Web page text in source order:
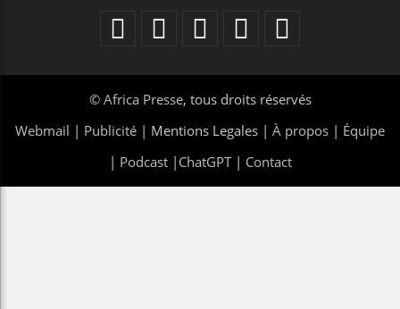
© Africa Presse, tous droits réservés
Webmail | Publicité | Mentions Legales | À propos | Équipe
| Podcast| ChatGPT| Contact